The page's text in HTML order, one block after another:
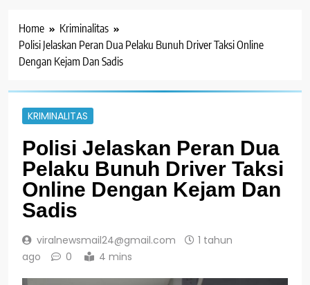
Home
Kriminalitas
Polisi Jelaskan Peran Dua Pelaku Bunuh Driver Taksi Online
Dengan Kejam Dan Sadis
KRIMINALITAS
Polisi Jelaskan Peran Dua
Pelaku Bunuh Driver Taksi
Online Dengan Kejam Dan
Sadis
viralnewsmail24@gmail.com
1 tahun
ago
0 4 mins